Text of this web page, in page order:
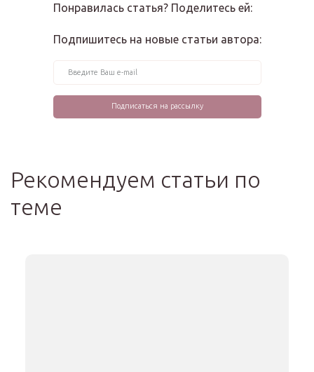
Понравилась статья? Поделитесь ей:
Подпишитесь на новые статьи автора:
Рекомендуем статьи по
теме